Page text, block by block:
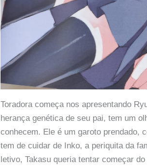
Toradora começa nos apresentando
herança genética de seu pai, tem um
conhecem. Ele é um garoto prendado,
tem de cuidar de Inko, a periquita da
letivo, Takasu queria tentar começar